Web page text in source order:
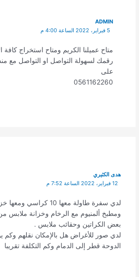
ADMIN
5 فبراير، 2022 الساعة 4:00 م
متاح عميلنا الكريم ومتاح استخراج كافة
رقمك لسهولة التواصل او التواصل مع
على
0561162260
هدى الكثيري
12 فبراير، 2022 الساعة 7:52 م
لدي سفرة طاولة معها 10
ومطبخ ألمنيوم مع الرخام وخزانة ملابس من
بعض الكراتين وحقائب ملابس .
لدي صور للأغراض هل بالإمكان نقلهم وكم
الدوحة قطر إلى الدمام وكم التكلفة تقريبا